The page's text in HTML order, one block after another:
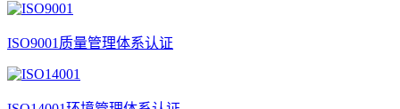
ISO9001质量管理体系认证